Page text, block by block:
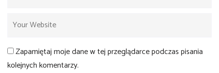
Zapamiętaj moje dane w tej przeglądarce podczas pisania
kolejnych komentarzy.